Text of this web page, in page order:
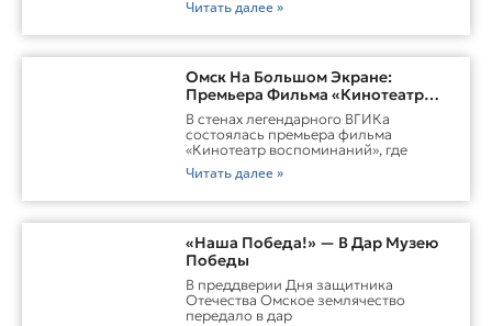
Читать далее »
Омск На Большом Экране:
Премьера Фильма «Кинотеатр
Воспоминаний»
В стенах легендарного ВГИКа
состоялась премьера фильма
«Кинотеатр воспоминаний», где
Читать далее »
«Наша Победа!» — В Дар Музею
Победы
В преддверии Дня защитника
Отечества Омское землячество
передало в дар